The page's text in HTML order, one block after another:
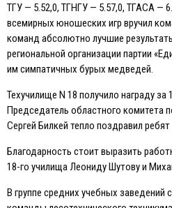
ТГУ — 5.52,0, ТГНГУ — 5.57,0, ТГАСА —
всемирных юношеских игр вручил
команд абсолютно лучшие
региональной организации партии
им симпатичных бурых медведей.
Техучилище N 18 получило награду за
Председатель областного комитета
Сергей Билкей тепло поздравил
Благодарность стоит выразить
18-го училища Леониду Шутову и
В группе средних учебных заведений